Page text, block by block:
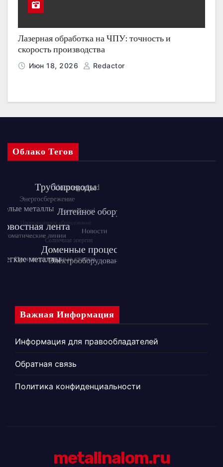
Лазерная обработка на ЧПУ: точность и
скорость производства
Июн 18, 2026 Redactor
Облако Тегов
Важная Информация
Информация для правообладателей
Обратная связь
Политика конфиденциальности
metallnalom.ru